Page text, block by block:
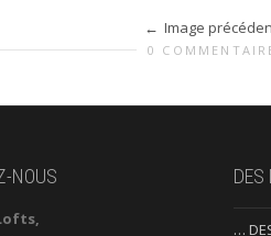
Image
0
NOUS DES
…